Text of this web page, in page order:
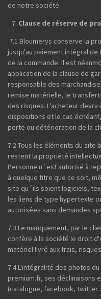
de notre société.
Clause de réserve de
7.1 Bloumerys conserve la
jusqu'au paiement intégral
de la commande. Il est
application de la clause de
responsable des
remise matérielle, le
des risques. L'acheteur
dispositions et le cas
perte ou détérioration de la
7.2 Tous les éléments du
restent la propriété
Personne n´est autorisé à
à quelque titre que ce soit,
site qu´ils soient logiciels,
les liens de type hypertexte
autorisées sans demandes
7.3 Le manquement, par le
confère à la société le droit
matériel livré aux frais,
7.4 L'intégralité des photos
premium.fr, ses déclinaisons
(catalogue, facebook,